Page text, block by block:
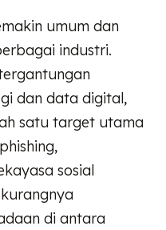
umum dan
industri.
dan data digital,
satu target utama
sosial
di antara